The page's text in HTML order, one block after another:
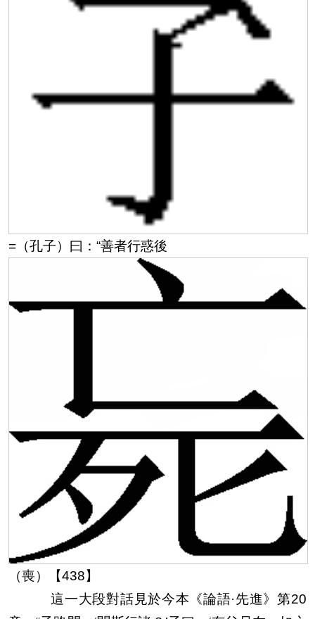
=（孔子）曰：“善者行惑後
（喪）【438】
這一大段對話見於今本《論語·先進》第20